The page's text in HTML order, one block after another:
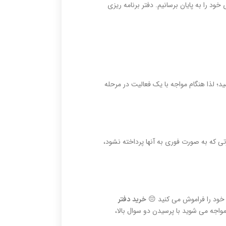
را به پایان برسانیم. دفتر برنامه ریزی
لذا هنگام مواجه با یک فعالیت در مرحله
که به صورت فوری به آنها پرداخته نشود،
خود را فراموش می کنید 😔 خرید دفتر
می شوید با پرسیدن دو سوال بالا،